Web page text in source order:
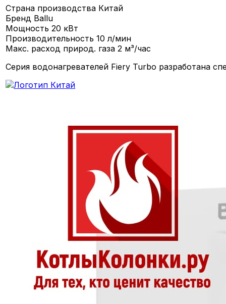
Страна производства Китай
Бренд Ballu
Мощность20 кВт
Производительность10 л/мин
Макс. расход природ. газа2 м³/час
Серия водонагревателей Fiery Turbo разработана